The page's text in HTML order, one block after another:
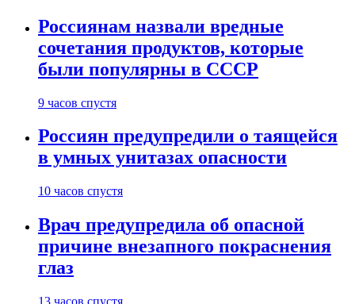
Россиянам назвали вредные
сочетания продуктов, которые
были популярны в СССР
9 часов спустя
Россиян предупредили о таящейся
в умных унитазах опасности
10 часов спустя
Врач предупредила об опасной
причине внезапного покраснения
глаз